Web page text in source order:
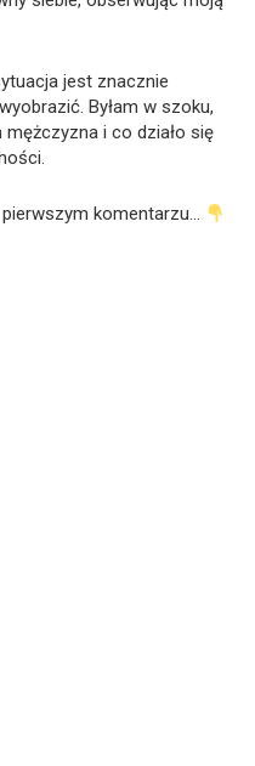
jest znacznie
Byłam w szoku,
i co działo się
komentarzu…